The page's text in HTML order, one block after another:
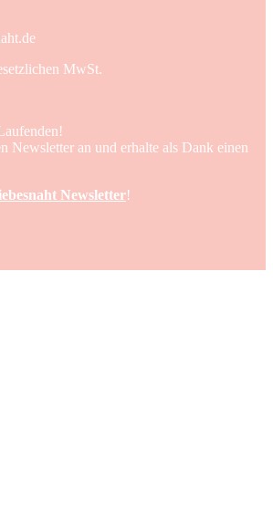
MwSt.
Newsletter an und erhalte als Dank einen
Newsletter!